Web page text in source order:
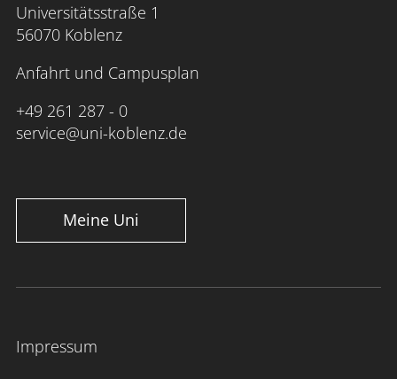
Universitätsstraße 1
56070 Koblenz
Anfahrt und Campusplan
+49 261 287 - 0
service@uni-koblenz.de
Meine Uni
Impressum